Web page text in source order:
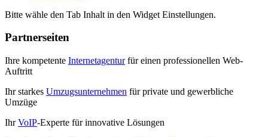
Bitte wähle den Tab Inhalt in den Widget Einstellungen.
Partnerseiten
Ihre kompetente Internetagenturfür einen professionellen Web-
Auftritt
Ihr starkes Umzugsunternehmen für private und gewerbliche
Umzüge
IhrVoIP-Experte für innovative Lösungen